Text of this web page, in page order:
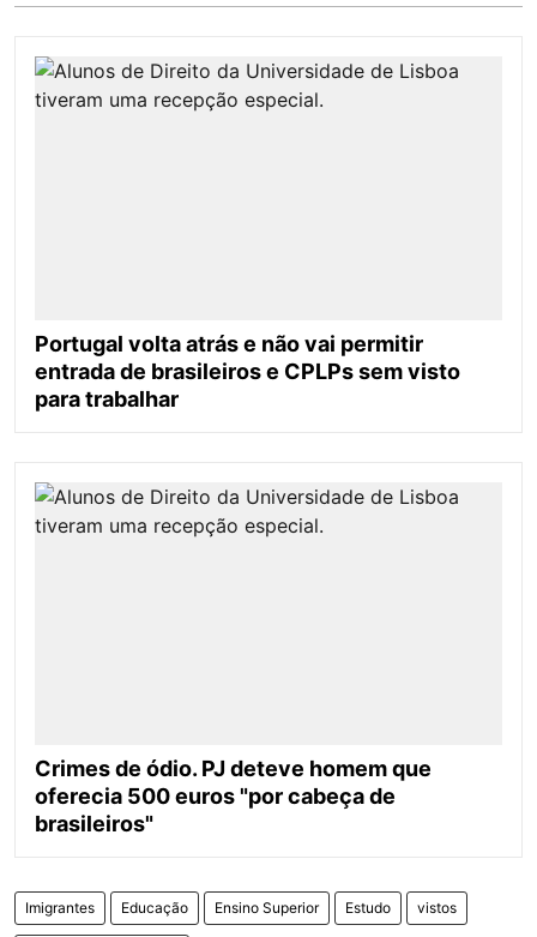
Portugal volta atrás e não vai permitir
entrada de brasileiros e CPLPs sem visto
para trabalhar
Crimes de ódio. PJ deteve homem que
oferecia 500 euros "por cabeça de
brasileiros"
Imigrantes Educação Ensino Superior Estudo vistos